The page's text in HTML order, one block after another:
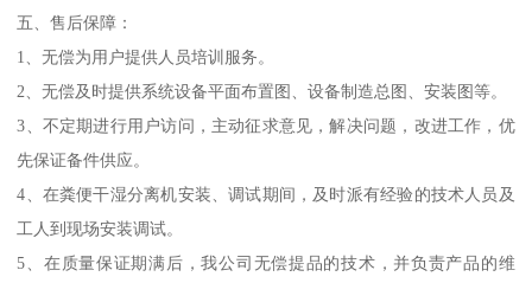
五、售后保障：
1、无偿为用户提供人员培训服务。
2、无偿及时提供系统设备平面布置图、设备制造总图、安装图等。
3、不定期进行用户访问，主动征求意见，解决问题，改进工作，优
先保证备件供应。
4、在粪便干湿分离机安装、调试期间，及时派有经验的技术人员及
工人到现场安装调试。
5、在质量保证期满后，我公司无偿提品的技术，并负责产品的维